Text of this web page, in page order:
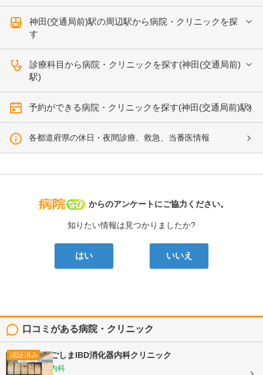
神田(交通局前)駅の周辺駅から病院・クリニックを探
す
診療科目から病院・クリニックを探す(神田(交通局前)
駅)
予約ができる病院・クリニックを探す(神田(交通局前)駅)
各都道府県の休日・夜間診療、救急、当番医情報
病院なび
からのアンケートにご協力ください。
知りたい情報は見つかりましたか?
はい いいえ
口コミがある病院・クリニック
認証済み かごしまIBD消化器内科クリニック
消化器内科, 内科